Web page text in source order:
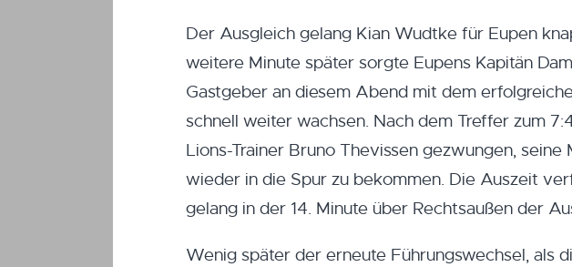
Der Ausgleich gelang Kian Wudtke für Eupen
weitere Minute später sorgte Eupens Kapitän
Gastgeber an diesem Abend mit dem
schnell weiter wachsen. Nach dem Treffer zum
Lions-Trainer Bruno Thevissen gezwungen,
wieder in die Spur zu bekommen. Die Auszeit
gelang in der 14. Minute über Rechtsaußen der
Wenig später der erneute Führungswechsel, als